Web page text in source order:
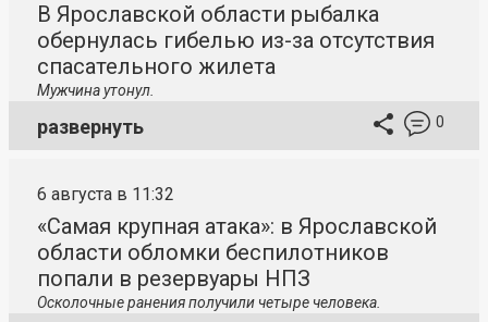
В Ярославской области рыбалка
обернулась гибелью из-за отсутствия
спасательного жилета
Мужчина утонул.
развернуть 0
6 августа в 11:32
«Самая крупная атака»: в Ярославской
области обломки беспилотников
попали в резервуары НПЗ
Осколочные ранения получили четыре человека.